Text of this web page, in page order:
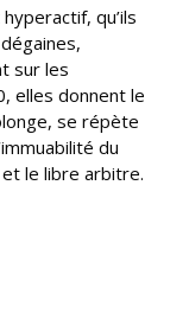
qu’ils
sur les
elles donnent le
se répète
du
le libre arbitre.